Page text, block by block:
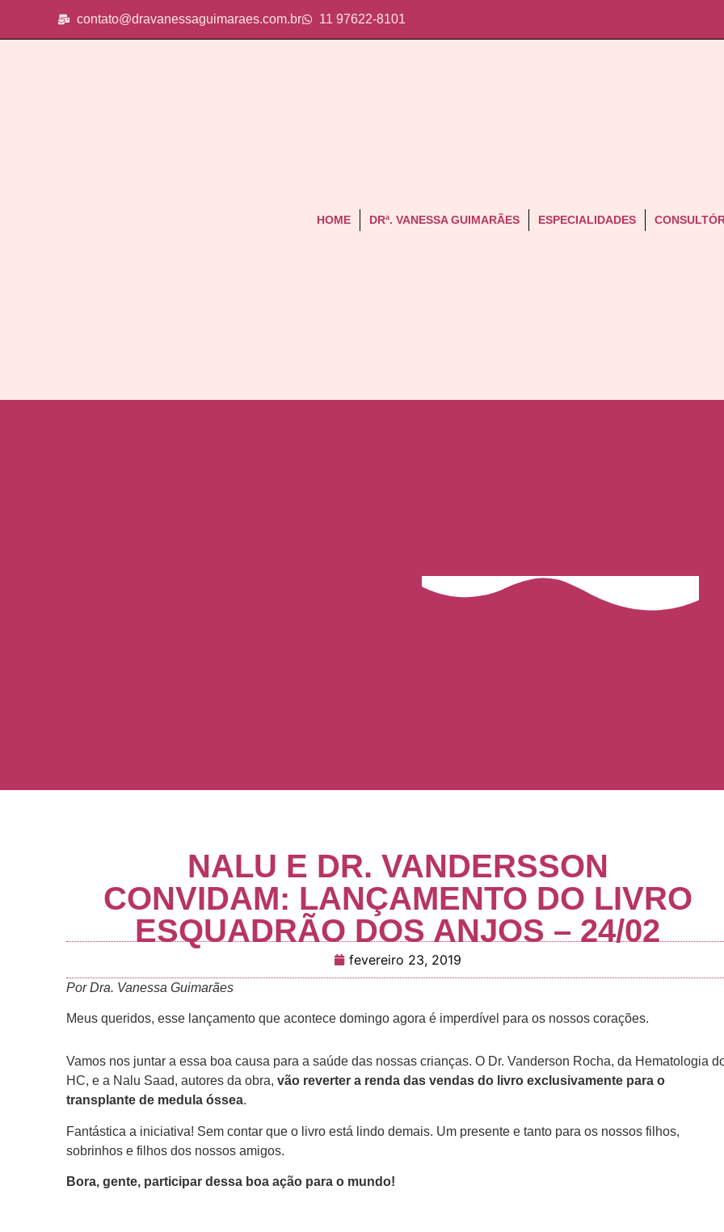
contato@dravanessaguimaraes.com.br 11 97622-8101
HOME DRª. VANESSA GUIMARÃES ESPECIALIDADES
NALU E DR. VANDERSSON
CONVIDAM: LANÇAMENTO DO LIVRO
ESQUADRÃO DOS ANJOS – 24/02
fevereiro 23, 2019
Por Dra. Vanessa Guimarães
Meus queridos, esse lançamento que acontece domingo agora é imperdível para os nossos corações.
Vamos nos juntar a essa boa causa para a saúde das nossas crianças. O Dr. Vanderson Rocha, da Hematologia
HC, e a Nalu Saad, autores da obra, vão reverter a renda das vendas do livro exclusivamente para o
transplante de medula óssea.
Fantástica a iniciativa! Sem contar que o livro está lindo demais. Um presente e tanto para os nossos filhos,
sobrinhos e filhos dos nossos amigos.
Bora, gente, participar dessa boa ação para o mundo!